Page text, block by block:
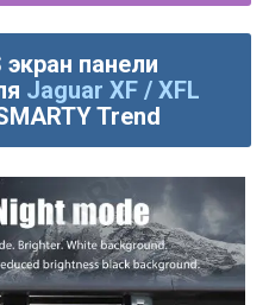
панели
Jaguar XF / XFL
Trend